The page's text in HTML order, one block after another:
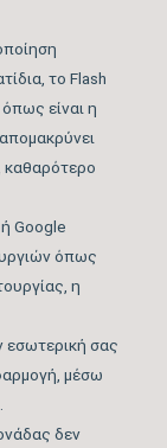
το Flash
είναι η
καθαρότερο
Google
όπως
η
εσωτερική σας
μέσω
δεν